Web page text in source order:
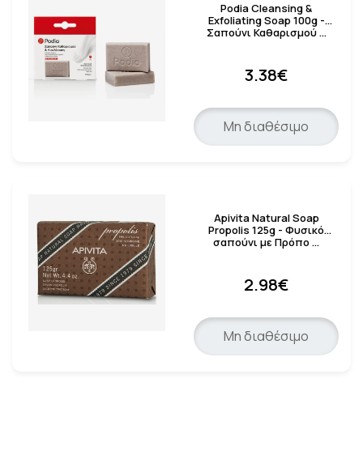
Podia Cleansing &
Exfoliating Soap 100g -
Σαπούνι Καθαρισμού …
3.38€
Μη διαθέσιμο
Apivita Natural Soap
Propolis 125g - Φυσικό
σαπούνι με Πρόπο …
2.98€
Μη διαθέσιμο